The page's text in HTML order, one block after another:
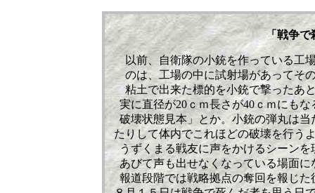
「戦争で
以前、自衛隊の小銃を作っている工
のは、工場の中に試射場があってそ
粘土で出来た標的を小銃で撃ったあ
実に直径が20ｃｍ長さが40ｃｍにも
破壊状態見本」とか。小銃の弾丸は
たりして体内でこれほどの破壊を行う
うずくまる戦友に声をかけるシーン
あびて声も出せなくなっている場面
報道段階では戦略拠点の奪回を報じ